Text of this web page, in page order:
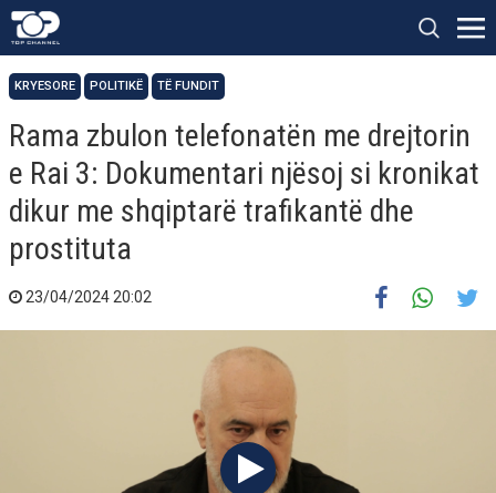
KRYESORE POLITIKË TË FUNDIT
Rama zbulon telefonatën me drejtorin
e Rai 3: Dokumentari njësoj si kronikat
dikur me shqiptarë trafikantë dhe
prostituta
23/04/2024 20:02